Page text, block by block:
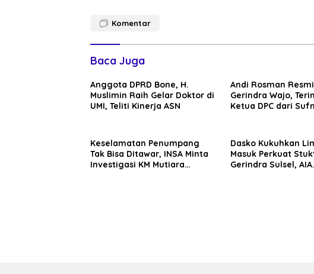
Komentar
Baca Juga
Anggota DPRD Bone, H.
Muslimin Raih Gelar Doktor di
UMI, Teliti Kinerja ASN
Andi Rosman
Gerindra Wajo,
Ketua DPC dari
Keselamatan Penumpang
Tak Bisa Ditawar, INSA Minta
Investigasi KM Mutiara
Dasko Kukuhkan
Masuk Perkuat
Gerindra Sulsel, AIA